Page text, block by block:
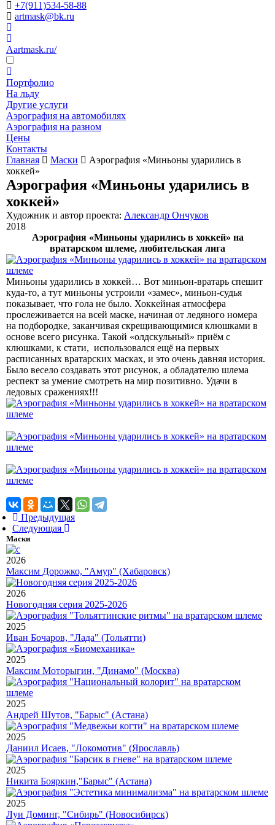
+7(911)534-58-88
artmask@bk.ru
Aartmask.ru/
Портфолио
На льду
Другие услуги
Аэрография на автомобилях
Аэрография на разном
Цены
Контакты
Главная
Маски
Аэрография «Миньоны ударились в
хоккей»
Аэрография «Миньоны ударились в
хоккей»
Художник и автор проекта: Александр Ончуков
2018
Аэрография «Миньоны ударились в хоккей» на
вратарском шлеме, любительская лига
Миньоны ударились в хоккей… Вот миньон-вратарь спешит
куда-то, а тут миньоны устроили «замес», миньон-судья
показывает, что гола не было. Хоккейная атмосфера
прослеживается на всей маске, начиная от ледяного номера
на подбородке, заканчивая скрещивающимися клюшками в
основе всего рисунка. Такой «олдскульный» приём с
клюшками, к стати, использовался ещё на первых
расписанных вратарских масках, и это очень давняя история.
Было весело создавать этот рисунок, а обладателю шлема
респект за умение смотреть на мир позитивно. Удачи в
ледовых сражениях!!!
Предыдущая
Следующая
Маски
2026
Максим Дорожко, "Амур" (Хабаровск)
2026
Новогодняя серия 2025-2026
2025
Иван Бочаров, "Лада" (Тольятти)
2025
Максим Моторыгин, "Динамо" (Москва)
2025
Андрей Шутов, "Барыс" (Астана)
2025
Даниил Исаев, "Локомотив" (Ярославль)
2025
Никита Бояркин,"Барыс" (Астана)
2025
Луи Доминг, "Сибирь" (Новосибирск)